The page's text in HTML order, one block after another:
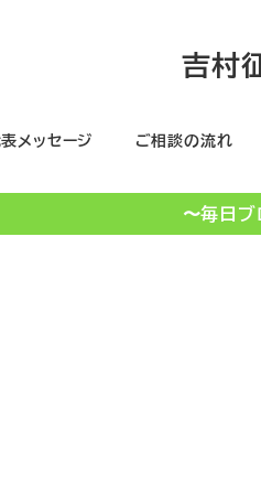
吉村
メッセージ ご相談の流れ
〜毎日